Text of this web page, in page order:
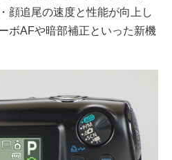
顔追尾の速度と性能が向上し
ボAFや暗部補正といった新機